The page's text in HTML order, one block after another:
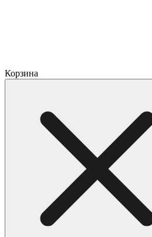
Корзина